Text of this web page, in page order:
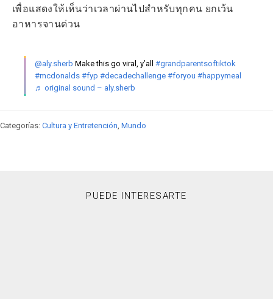
เพื่อแสดงให้เห็นว่าเวลาผ่านไปสำหรับทุกคน ยกเว้น
อาหารจานด่วน
@aly.sherb Make this go viral, y’all #grandparentsoftiktok
#mcdonalds #fyp #decadechallenge #foryou #happymeal
♬ original sound – aly.sherb
Categorías: Cultura y Entretención Mundo
PUEDE INTERESARTE